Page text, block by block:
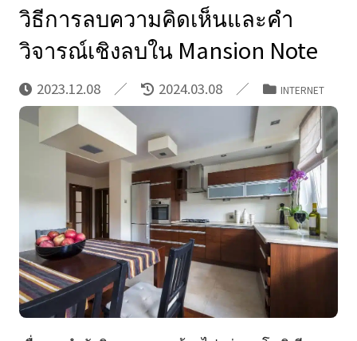
วิธีการลบความคิดเห็นและคำ
วิจารณ์เชิงลบใน Mansion Note
2023.12.08 2024.03.08 INTERNET